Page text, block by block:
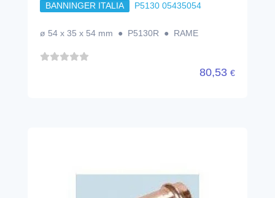
BANNINGER ITALIA P5130 05435054
ø 54 x 35 x 54 mm ● P5130R ● RAME
80,53 €